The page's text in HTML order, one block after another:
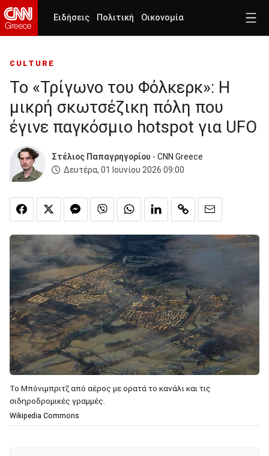
Ειδήσεις Πολιτική Οικονομία
CULTURE
Το «Τρίγωνο του Φόλκερκ»: Η
μικρή σκωτσέζικη πόλη που
έγινε παγκόσμιο hotspot για UFO
Στέλιος Παπαγρηγορίου - CNN Greece
Δευτέρα, 01 Ιουνίου 2026 09:00
Το Μπόνιμπριτζ από αέρος με ορατά το κανάλι και τις
σιδηροδρομικές γραμμές.
Wikipedia Commons